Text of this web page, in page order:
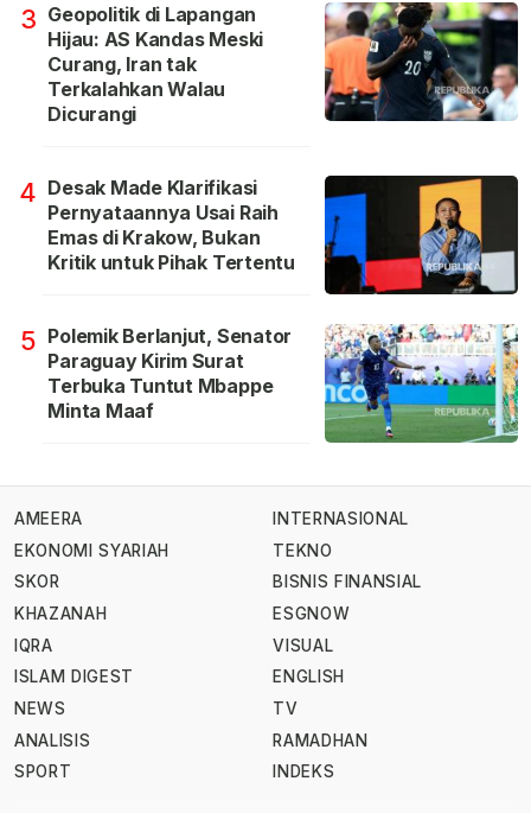
3 Geopolitik di Lapangan
Hijau: AS Kandas Meski
Curang, Iran tak
Terkalahkan Walau
Dicurangi
4 Desak Made Klarifikasi
Pernyataannya Usai Raih
Emas di Krakow, Bukan
Kritik untuk Pihak Tertentu
5 Polemik Berlanjut, Senator
Paraguay Kirim Surat
Terbuka Tuntut Mbappe
Minta Maaf
AMEERA
EKONOMI SYARIAH
SKOR
KHAZANAH
IQRA
ISLAM DIGEST
NEWS
ANALISIS
SPORT
INTERNASIONAL
TEKNO
BISNIS FINANSIAL
ESGNOW
VISUAL
ENGLISH
TV
RAMADHAN
INDEKS